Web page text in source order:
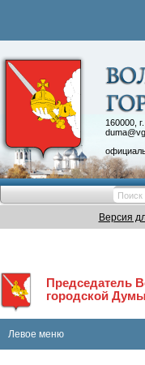
160000,
Версия
Председатель
городской Думы
Левое меню